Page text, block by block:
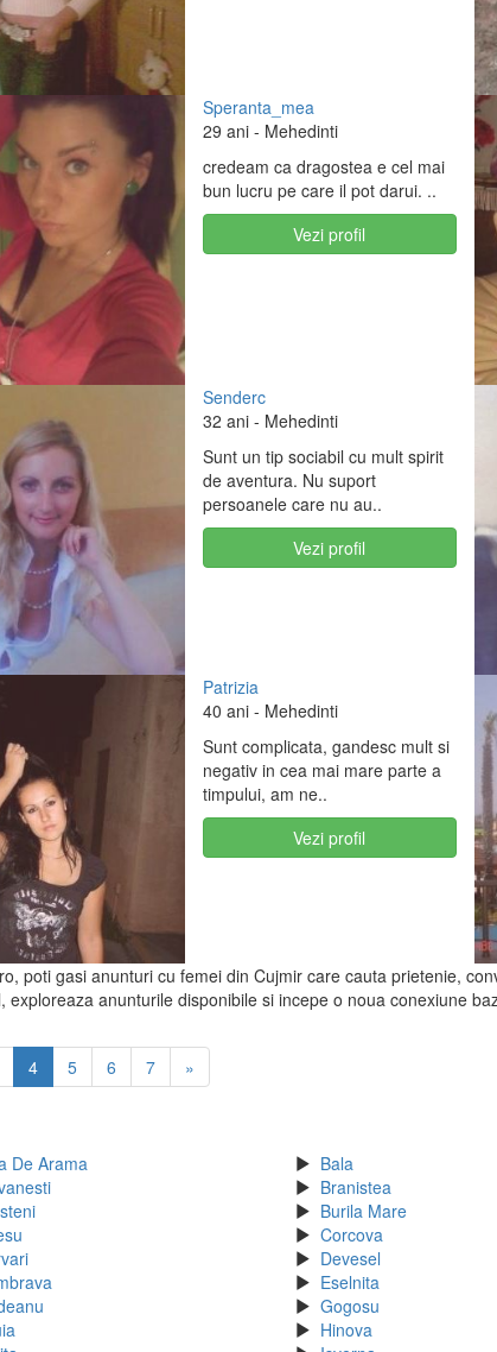
Speranta_mea
29 ani- Mehedinti
credeam ca dragostea e cel mai
bun lucru pe care il pot darui. ..
Vezi profil
Senderc
32 ani- Mehedinti
Sunt un tip sociabil cu mult spirit
de aventura. Nu suport
persoanele care nu au..
Vezi profil
Patrizia
40 ani- Mehedinti
Sunt complicata, gandesc mult si
negativ in cea mai mare parte a
timpului, am ne..
Vezi profil
poti gasi anunturi cu femei din Cujmir care cauta prietenie,
exploreaza anunturile disponibile si incepe o noua conexiune
4 5 6 7 »
De Arama Bala
Branistea
Burila Mare
Corcova
Devesel
Eselnita
Gogosu
Hinova